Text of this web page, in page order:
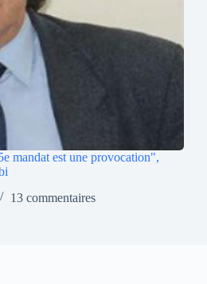
mandat est une provocation",
13 commentaires